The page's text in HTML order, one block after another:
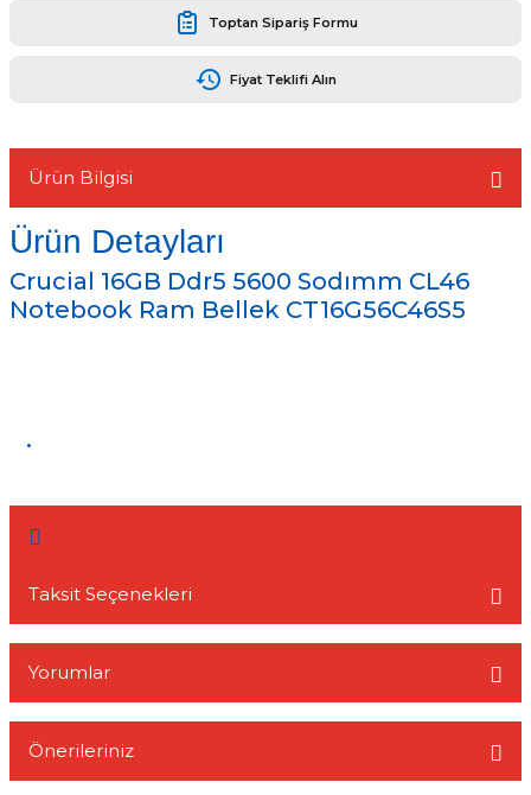
Toptan Sipariş Formu
Fiyat Teklifi Alın
Ürün Bilgisi
Ürün Detayları
Crucial 16GB Ddr5 5600 Sodımm CL46
Notebook Ram Bellek CT16G56C46S5
Taksit Seçenekleri
Yorumlar
Önerileriniz